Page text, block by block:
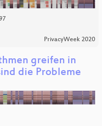
PrivacyWeek 2020
greifen in
die Probleme